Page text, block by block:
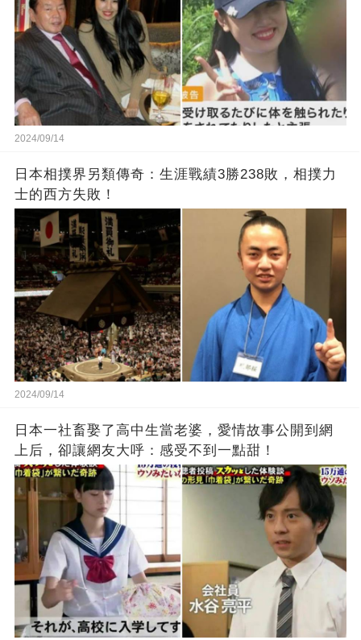
2024/09/14
日本相撲界另類傳奇：生涯戰績3勝238敗，相撲力
士的西方失敗！
2024/09/14
日本一社畜娶了高中生當老婆，愛情故事公開到網
上后，卻讓網友大呼：感受不到一點甜！